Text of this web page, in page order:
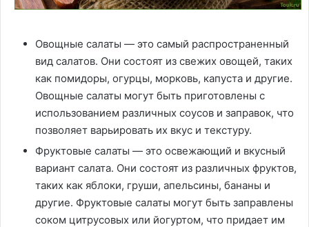
Овощные салаты — это самый распространенный
вид салатов. Они состоят из свежих овощей, таких
как помидоры, огурцы, морковь, капуста и другие.
Овощные салаты могут быть приготовлены с
использованием различных соусов и заправок, что
позволяет варьировать их вкус и текстуру.
Фруктовые салаты — это освежающий и вкусный
вариант салата. Они состоят из различных фруктов,
таких как яблоки, груши, апельсины, бананы и
другие. Фруктовые салаты могут быть заправлены
соком цитрусовых или йогуртом, что придает им